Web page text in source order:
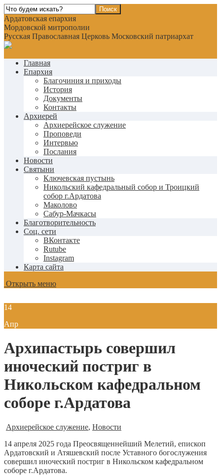
Ардатовская епархия
Мордовской митрополии
Русская Православная Церковь Московский патриархат
Главная
Епархия
Благочиния и приходы
История
Документы
Контакты
Архиерей
Архиерейское служение
Проповеди
Интервью
Послания
Новости
Святыни
Ключевская пустынь
Никольский кафедральный собор и Троицкий
собор г.Ардатова
Маколово
Сабур-Мачкасы
Благотворительность
Соц. сети
ВКонтакте
Rutube
Instagram
Карта сайта
Открыть меню
14
Апр
Архипастырь совершил
иноческий постриг в
Никольском кафедральном
соборе г.Ардатова
Архиерейское служение, Новости
14 апреля 2025 года Преосвященнейший Мелетий, епископ
Ардатовский и Атяшевский после Уставного богослужения
совершил иноческий постриг в Никольском кафедральном
соборе г.Ардатова.